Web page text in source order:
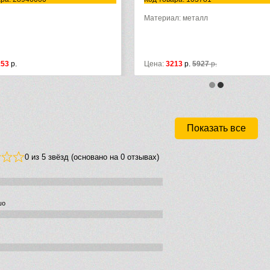
р.
Материал: металл
Цена: 3213 р. 5927р.
Показать все
0 из 5 звёзд (основано на 0 отзывах)